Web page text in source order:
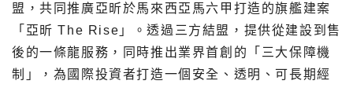
盟，共同推廣亞昕於馬來西亞馬六甲打造的旗艦建案
「亞昕 The Rise」。透過三方結盟，提供從建設到售
後的一條龍服務，同時推出業界首創的「三大保障機
制」，為國際投資者打造一個安全、透明、可長期經